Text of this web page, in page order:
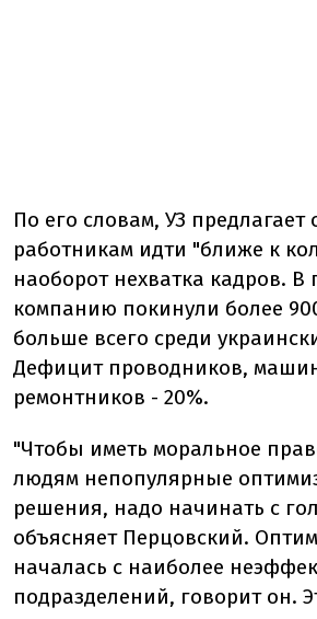
По его словам, УЗ
работникам идти "ближе к
наоборот нехватка кадров.
компанию покинули более
больше всего среди
Дефицит проводников,
ремонтников - 20%.
"Чтобы иметь моральное
людям непопулярные
решения, надо начинать с
объясняет Перцовский.
началась с наиболее
подразделений, говорит он.